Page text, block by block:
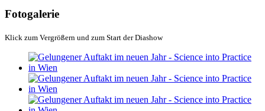
Fotogalerie
Klick zum Vergrößern und zum Start der Diashow